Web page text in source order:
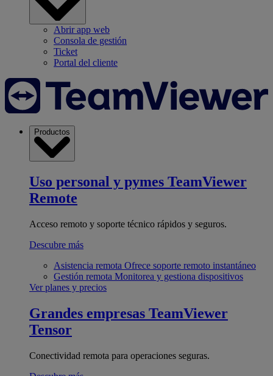
Abrir app web
Consola de gestión
Ticket
Portal del cliente
Productos
Uso personal y pymes TeamViewer
Remote
Acceso remoto y soporte técnico rápidos y seguros.
Descubre más
Asistencia remota Ofrece soporte remoto instantáneo
Gestión remota Monitorea y gestiona dispositivos
Ver planes y precios
Grandes empresas TeamViewer
Tensor
Conectividad remota para operaciones seguras.